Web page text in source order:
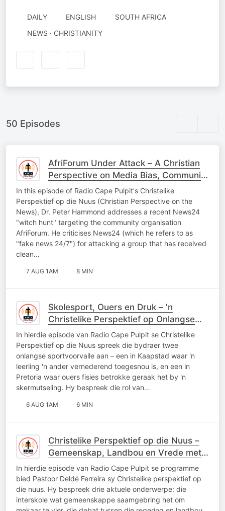
DAILY ENGLISH
SOUTH AFRICA
NEWS · CHRISTIANITY
50 Episodes
AfriForum Under Attack – A Christian
Perspective on Media Bias, Community
Upliftment, and State Failure
In this episode of Radio Cape Pulpit's Christelike
Perspektief op die Nuus (Christian Perspective on the
News), Dr. Peter Hammond addresses a recent News24
"witch hunt" targeting the community organisation
AfriForum. He criticises News24 (which he refers to as
"fake news 24/7") for attacking a group that has received
clean…
7 AUG 1AM 8 MIN
Skolesport, Ouers en Druk – 'n
Christelike Perspektief op Onlangse
Sportvoorvalle
In hierdie episode van Radio Cape Pulpit se Christelike
Perspektief op die Nuus spreek die bydraer twee
onlangse sportvoorvalle aan – een in Kaapstad waar 'n
leerling 'n ander vernederend toegesnou is, en een in
Pretoria waar ouers fisies betrokke geraak het by 'n
skermutseling. Hy bespreek die rol van…
6 AUG 1AM 6 MIN
Christelike Perspektief op die Nuus –
Gemeenskap, Landbou en Vrede met
Pastoor Deldé Ferreira
In hierdie episode van Radio Cape Pulpit se programme
bied Pastoor Deldé Ferreira sy Christelike perspektief op
die nuus. Hy bespreek drie aktuele onderwerpe: die
interskole wat gemeenskappe saamgebring het om